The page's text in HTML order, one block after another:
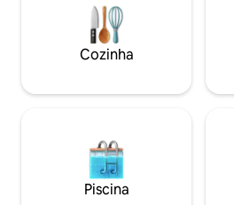
cores ricas e vibrantes. Saia para
ondas suaves, observar a vida
ou visitar a vila de East Hoathly, com
distância.
Cozinha
Piscina